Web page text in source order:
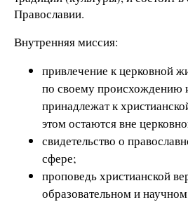
Православии.
Внутренняя миссия:
привлечение к церковной
по своему происхождению
принадлежат к
этом остаются вне
свидетельство о
сфере;
проповедь христианской
образовательном и